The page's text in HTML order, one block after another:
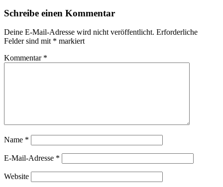
Schreibe einen Kommentar
Deine E-Mail-Adresse wird nicht veröffentlicht. Erforderliche
Felder sind mit * markiert
Kommentar *
Name *
E-Mail-Adresse *
Website